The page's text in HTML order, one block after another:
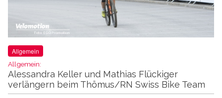
Allgemein
Allgemein:
Alessandra Keller und Mathias Flückiger
verlängern beim Thömus/RN Swiss Bike Team